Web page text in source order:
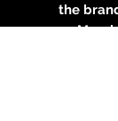
the